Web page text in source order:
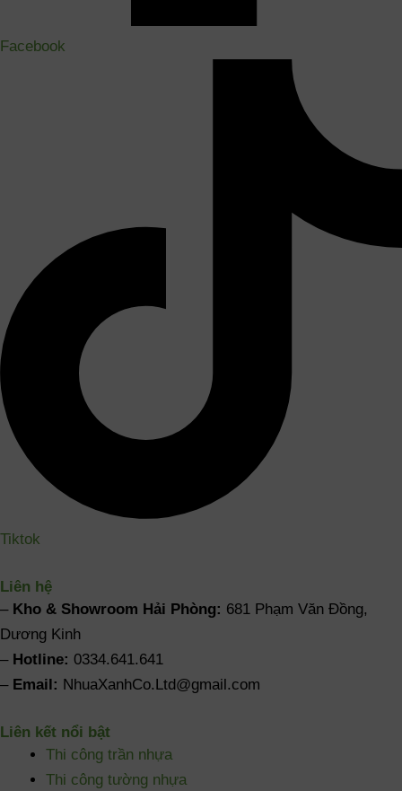
Facebook
Tiktok
Liên hệ
–Kho & Showroom Hải Phòng: 681 Phạm Văn Đồng,
Dương Kinh
–Hotline: 0334.641.641
– Email: NhuaXanhCo.Ltd@gmail.com
Liên kết nổi bật
Thi công trần nhựa
Thi công tường nhựa